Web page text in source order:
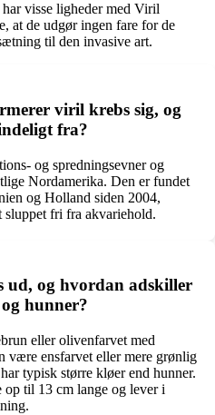
visse ligheder med Viril
at de udgør ingen fare for de
til den invasive art.
viril krebs sig, og
fra?
og spredningsevner og
Nordamerika. Den er fundet
og Holland siden 2004,
fri fra akvariehold.
ud, og hvordan adskiller
hunner?
eller olivenfarvet med
være ensfarvet eller mere grønlig
typisk større kløer end hunner.
op til 13 cm lange og lever i